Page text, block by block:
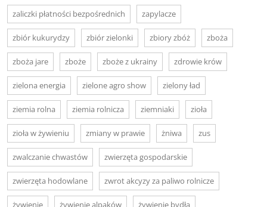
zaliczki płatności bezpośrednich zapylacze
zbiór kukurydzy zbiór zielonki zbiory zbóż zboża
zboża jare zboże zboże z ukrainy zdrowie krów
zielona energia zielone agro show zielony ład
ziemia rolna ziemia rolnicza ziemniaki zioła
zioła w żywieniu zmiany w prawie żniwa zus
zwalczanie chwastów zwierzęta gospodarskie
zwierzęta hodowlane zwrot akcyzy za paliwo rolnicze
żywienie żywienie alpaków żywienie bydła